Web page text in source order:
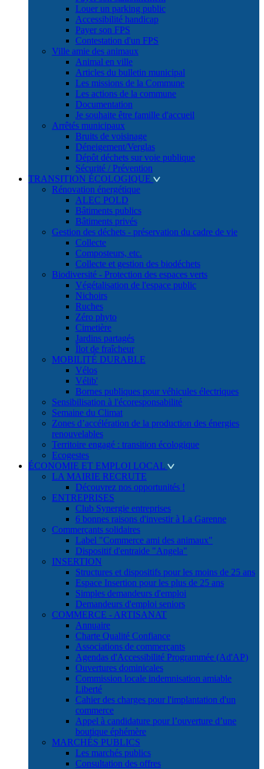
Louer un parking public
Accessibilité handicap
Payer son FPS
Contestation d'un FPS
Ville amie des animaux
Animal en ville
Articles du bulletin municipal
Les missions de la Commune
Les actions de la commune
Documentation
Je souhaite être famille d'accueil
Arrêtés municipaux
Bruits de voisinage
Déneigement/Verglas
Dépôt déchets sur voie publique
Sécurité / Prévention
TRANSITION ÉCOLOGIQUE
Rénovation énergétique
ALEC POLD
Bâtiments publics
Bâtiments privés
Gestion des déchets - préservation du cadre de vie
Collecte
Composteurs, etc.
Collecte et gestion des biodéchets
Biodiversité - Protection des espaces verts
Végétalisation de l'espace public
Nichoirs
Ruches
Zéro phyto
Cimetière
Jardins partagés
Îlot de fraîcheur
MOBILITÉ DURABLE
Vélos
Vélib'
Bornes publiques pour véhicules électriques
Sensibilisation à l'écoresponsabilité
Semaine du Climat
Zones d’accélération de la production des énergies
renouvelables
Territoire engagé : transition écologique
Ecogestes
ÉCONOMIE ET EMPLOI LOCAL
LA MAIRIE RECRUTE
Découvrez nos opportunités !
ENTREPRISES
Club Synergie entreprises
6 bonnes raisons d'investir à La Garenne
Commerçants solidaires
Label "Commerce ami des animaux"
Dispositif d'entraide "Angela"
INSERTION
Structures et dispositifs pour les moins de 25 ans
Espace Insertion pour les plus de 25 ans
Simples demandeurs d'emploi
Demandeurs d'emploi seniors
COMMERCE - ARTISANAT
Annuaire
Charte Qualité Confiance
Associations de commerçants
Agendas d'Accessibilité Programmée (Ad'AP)
Ouvertures dominicales
Commission locale indemnisation amiable
Liberté
Cahier des charges pour l'implantation d'un
commerce
Appel à candidature pour l’ouverture d’une
boutique éphémère
MARCHÉS PUBLICS
Les marchés publics
Consultation des offres